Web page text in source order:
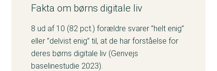
Fakta om børns digitale liv
8 ud af 10 (82 pct.) forældre svarer ”helt enig”
eller ”delvist enig” til, at de har forståelse for
deres børns digitale liv (Genvejs
baselinestudie 2023).